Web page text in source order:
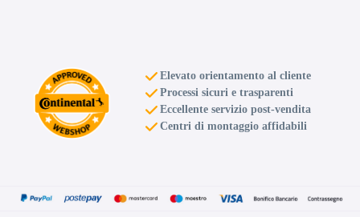
Elevato orientamento al cliente
Processi sicuri e trasparenti
Eccellente servizio post-vendita
Centri di montaggio affidabili